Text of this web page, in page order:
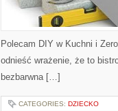
Polecam DIY w Kuchni i
odnieść wrażenie, że to
bezbarwna […]
CATEGORIES: DZIECKO